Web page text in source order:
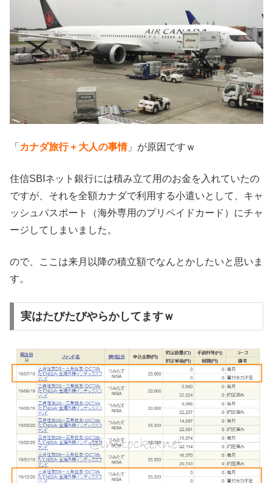
「 カナダ旅行 + 大人の事情」が原因ですｗ
住信SBIネット銀行には積み立て用のお金を入れていたの
ですが、それを全額カナダで利用する小遣いとして、キャ
ッシュパスポート（海外専用のプリペイドカード）にチャ
ージしてしまいました。
ので、ここは来月以降の積立額でなんとかしたいと思いま
す。
実はたびたびやらかしてますｗ